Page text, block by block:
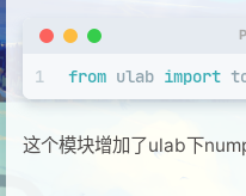
1 from ulab import
这个模块增加了ulab下